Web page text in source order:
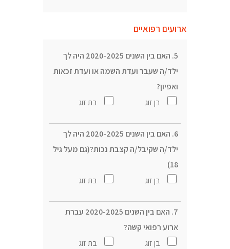
ארועים רפואיים
5. האם בין השנים 2020-2025 היה לך
ילד/ה שעבר ועדת השמה או ועדת זכאות
ואפיון?
בן זוג
בת זוג
6. האם בין השנים 2020-2025 היה לך
ילד/ה שקיבל/ה קצבת נכות?(גם מעל גיל
18)
בן זוג
בת זוג
7. האם בין השנים 2020-2025 עברת
ארוע רפואי קשה?
בן זוג
בת זוג